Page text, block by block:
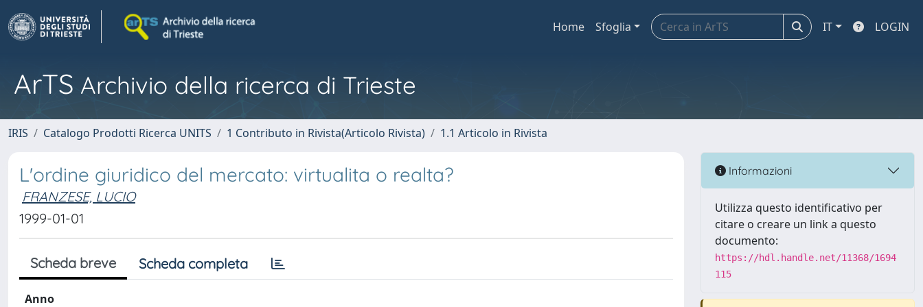
Home Sfoglia IT LOGIN
ArTS Archivio della ricerca di Trieste
IRIS Catalogo Prodotti Ricerca UNITS 1 Contributo in Rivista(Articolo Rivista) 1.1 Articolo in Rivista
L'ordine giuridico del mercato: virtualita o realta?
FRANZESE, LUCIO
1999-01-01
Scheda breve Scheda completa
Anno
Informazioni
Utilizza questo identificativo per
citare o creare un link a questo
documento:
https://hdl.handle.net/11368/1694
115